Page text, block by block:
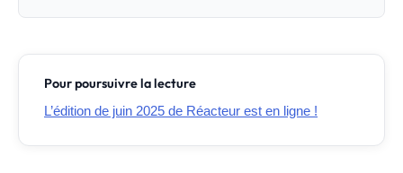
Pour poursuivre la lecture
L’édition de juin 2025 de Réacteur est en ligne !